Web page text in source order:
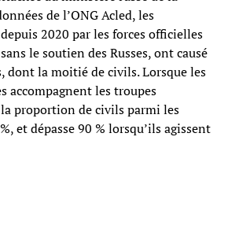
de l’ONG Acled, les
2020 par les forces officielles
le soutien des Russes, ont causé
dont la moitié de civils. Lorsque les
accompagnent les troupes
proportion de civils parmi les
et dépasse 90 % lorsqu’ils agissent